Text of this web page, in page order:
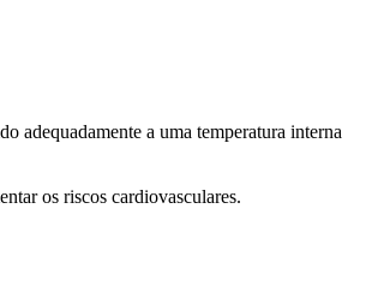
adequadamente a uma temperatura interna
os riscos cardiovasculares.